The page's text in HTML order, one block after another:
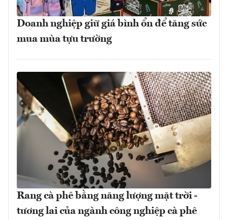
Doanh nghiệp giữ giá bình ổn để tăng sức
mua mùa tựu trường
Rang cà phê bằng năng lượng mặt trời -
tương lai của ngành công nghiệp cà phê